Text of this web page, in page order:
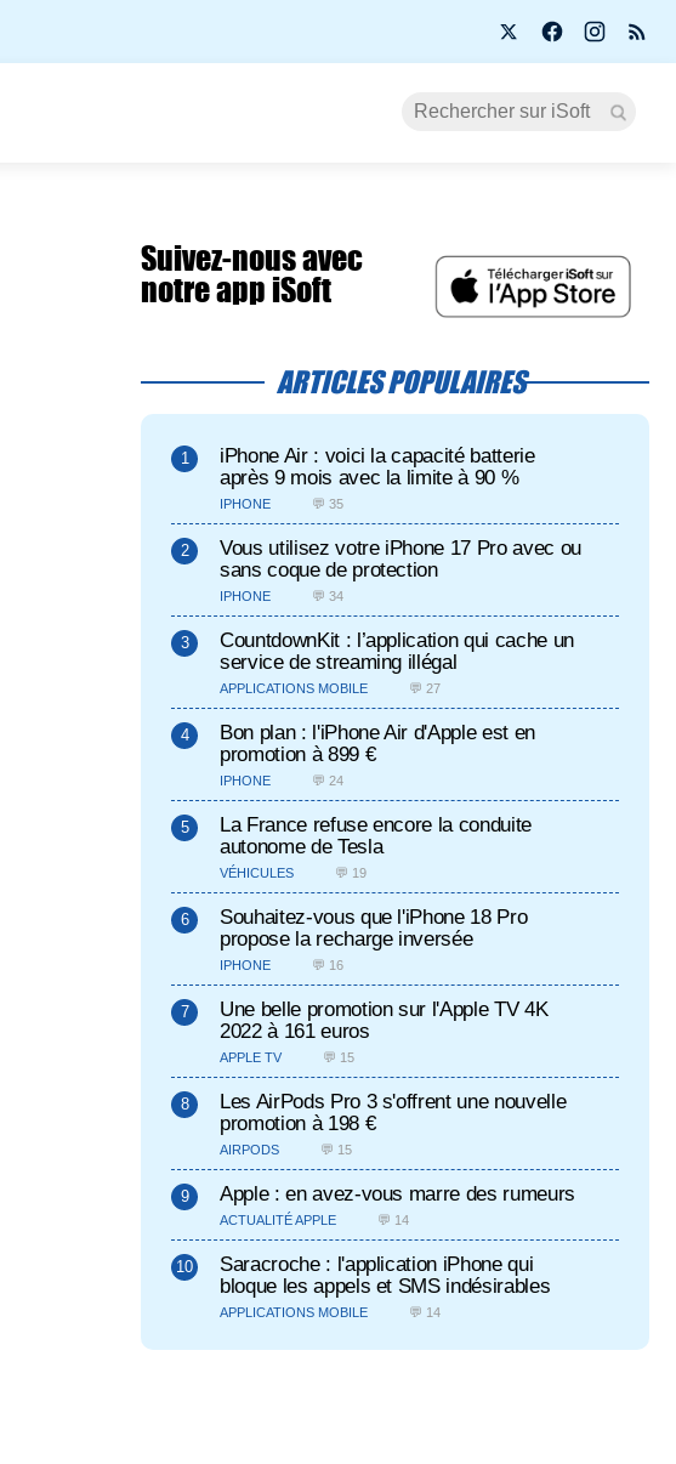
Suivez-nous avec
notre app iSoft
ARTICLES POPULAIRES
iPhone Air : voici la capacité batterie
après 9 mois avec la limite à 90 %
IPHONE 💬 35
Vous utilisez votre iPhone 17 Pro avec ou
sans coque de protection
IPHONE 💬 34
CountdownKit : l’application qui cache un
service de streaming illégal
APPLICATIONS MOBILE 💬 27
Bon plan : l'iPhone Air d'Apple est en
promotion à 899 €
IPHONE 💬 24
La France refuse encore la conduite
autonome de Tesla
VÉHICULES 💬 19
Souhaitez-vous que l'iPhone 18 Pro
propose la recharge inversée
IPHONE 💬 16
Une belle promotion sur l'Apple TV 4K
2022 à 161 euros
APPLE TV 💬 15
Les AirPods Pro 3 s'offrent une nouvelle
promotion à 198 €
AIRPODS 💬 15
Apple : en avez-vous marre des rumeurs
ACTUALITÉ APPLE 💬 14
Saracroche : l'application iPhone qui
bloque les appels et SMS indésirables
APPLICATIONS MOBILE 💬 14